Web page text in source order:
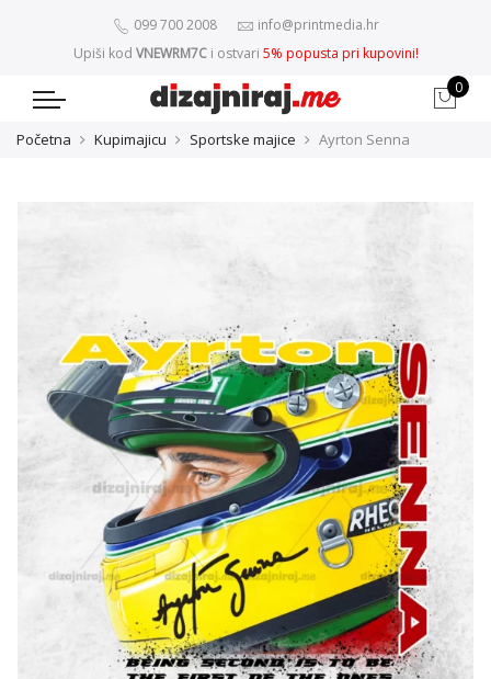
099 700 2008
info@printmedia.hr
Upiši kod VNEWRM7C i ostvari 5% popusta pri kupovini!
0
Početna Kupimajicu Sportske majice Ayrton Senna